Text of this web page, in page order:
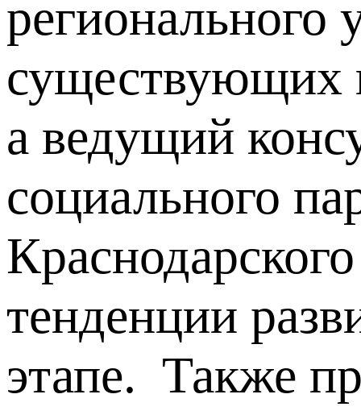
регионального
существующих
а ведущий
социального
тенденции
этапе. Также